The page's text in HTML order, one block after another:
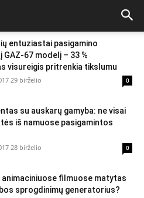
entuziastai pasigamino
GAZ-67 modelį – 33 %
visureigis pritrenkia tikslumu
29 birželio 0
su auskarų gamyba: ne visai
iš namuose pasigamintos
28 birželio 0
animaciniuose filmuose matytas
sprogdinimų generatorius?